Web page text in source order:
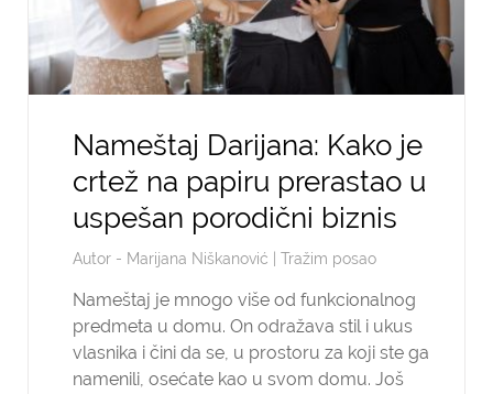
Nameštaj Darijana: Kako je
crtež na papiru prerastao u
uspešan porodični biznis
Autor - Marijana Niškanović Tražim posao
Nameštaj je mnogo više od funkcionalnog
predmeta u domu. On odražava stil i ukus
vlasnika i čini da se, u prostoru za koji ste ga
namenili, osećate kao u svom domu. Još